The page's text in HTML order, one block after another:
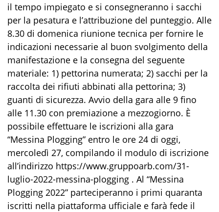
il tempo impiegato e si consegneranno i sacchi
per la pesatura e l’attribuzione del punteggio. Alle
8.30 di domenica riunione tecnica per fornire le
indicazioni necessarie al buon svolgimento della
manifestazione e la consegna del seguente
materiale: 1) pettorina numerata; 2) sacchi per la
raccolta dei rifiuti abbinati alla pettorina; 3)
guanti di sicurezza. Avvio della gara alle 9 fino
alle 11.30 con premiazione a mezzogiorno. È
possibile effettuare le iscrizioni alla gara
“Messina Plogging” entro le ore 24 di oggi,
mercoledì 27, compilando il modulo di iscrizione
all’indirizzo https://www.gruppoarb.com/31-
luglio-2022-messina-plogging . Al “Messina
Plogging 2022” parteciperanno i primi quaranta
iscritti nella piattaforma ufficiale e farà fede il